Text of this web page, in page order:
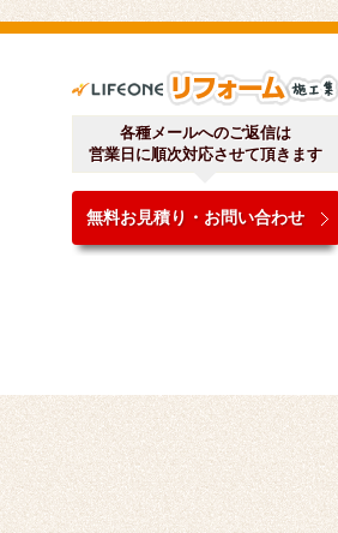
各種メールへのご返信は
営業日に順次対応させて頂きます
無料お見積り・お問い合わせ